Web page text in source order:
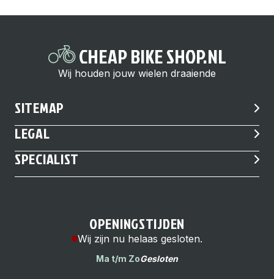
CHEAP BIKE SHOP.NL
Wij houden jouw wielen draaiende
SITEMAP
LEGAL
SPECIALIST
OPENINGSTIJDEN
Wij zijn nu helaas gesloten.
Ma t/m ZoGesloten